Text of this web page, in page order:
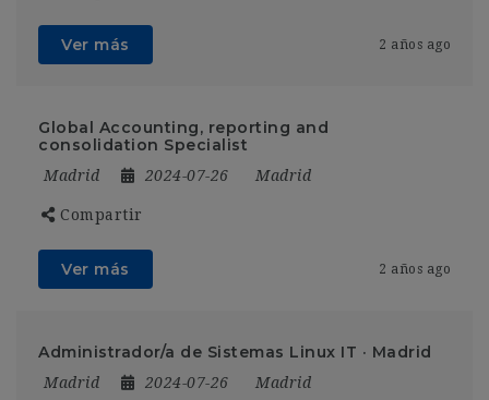
Ver más 2 años ago
Global Accounting, reporting and
consolidation Specialist
Madrid 2024-07-26 Madrid
Compartir
Ver más 2 años ago
Administrador/a de Sistemas Linux IT · Madrid
Madrid 2024-07-26 Madrid